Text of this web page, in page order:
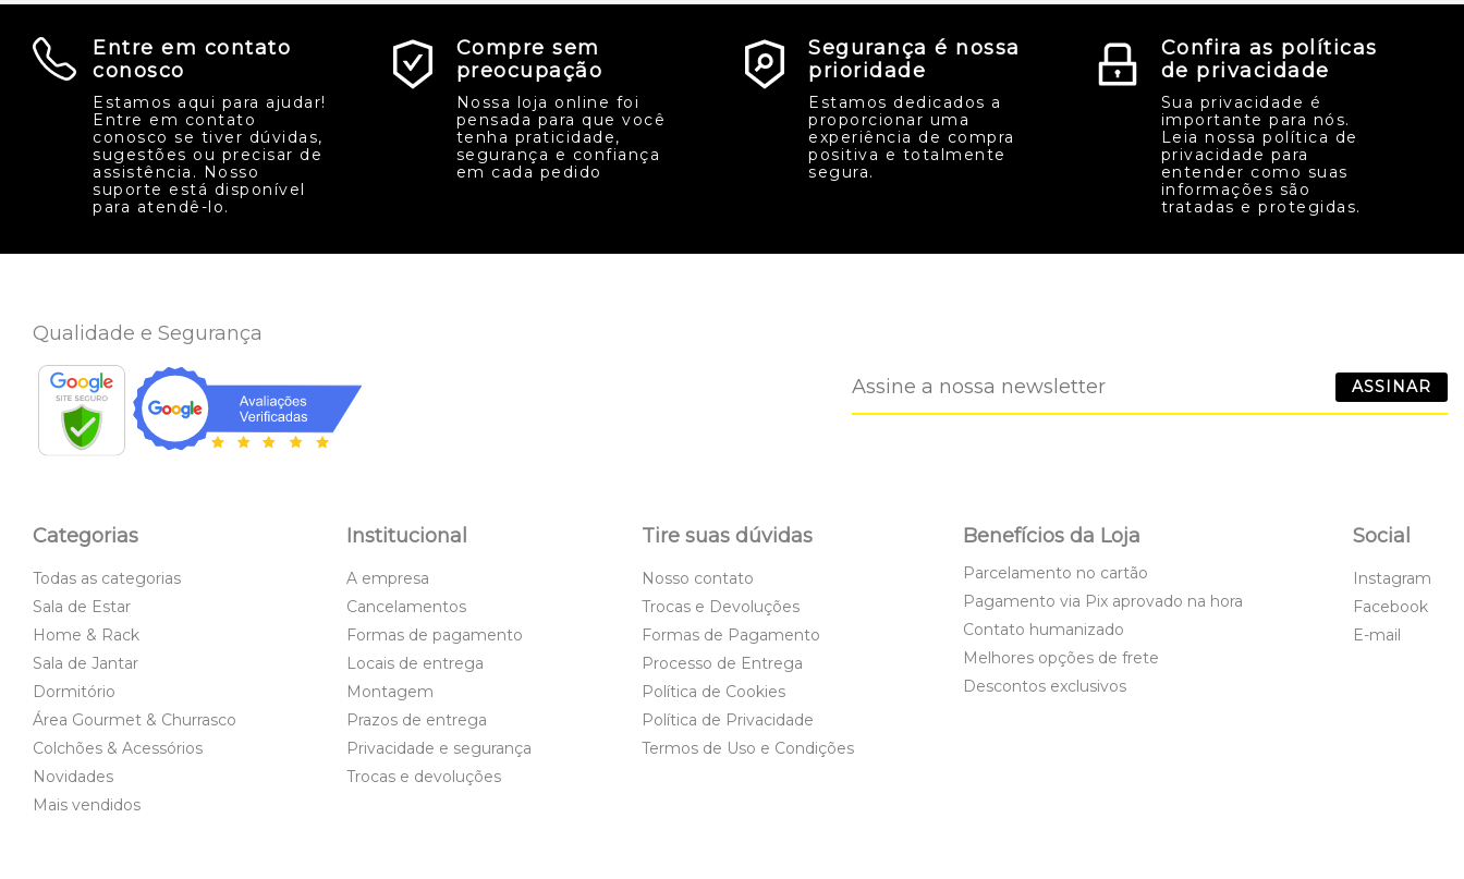
Entre em contato
conosco
Estamos aqui para ajudar!
Entre em contato
conosco se tiver dúvidas,
sugestões ou precisar de
assistência. Nosso
suporte está disponível
para atendê-lo.
Compre sem
preocupação
Nossa loja online foi
pensada para que você
tenha praticidade,
segurança e confiança
em cada pedido
Segurança é nossa
prioridade
Estamos dedicados a
proporcionar uma
experiência de compra
positiva e totalmente
segura.
Confira as políticas
de privacidade
Sua privacidade é
importante para nós.
Leia nossa política de
privacidade para
entender como suas
informações são
tratadas e protegidas.
Qualidade e Segurança
ASSINAR
Categorias
Todas as categorias
Sala de Estar
Home & Rack
Sala de Jantar
Dormitório
Área Gourmet & Churrasco
Colchões & Acessórios
Novidades
Mais vendidos
Institucional
A empresa
Cancelamentos
Formas de pagamento
Locais de entrega
Montagem
Prazos de entrega
Privacidade e segurança
Trocas e devoluções
Tire suas dúvidas
Nosso contato
Trocas e Devoluções
Formas de Pagamento
Processo de Entrega
Política de Cookies
Política de Privacidade
Termos de Uso e Condições
Benefícios da Loja
Parcelamento no cartão
Pagamento via Pix aprovado na hora
Contato humanizado
Melhores opções de frete
Descontos exclusivos
Social
Instagram
Facebook
E-mail